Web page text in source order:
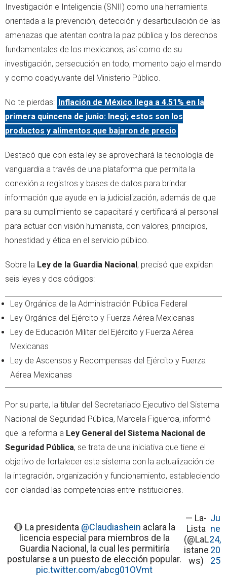
Investigación e Inteligencia (SNII) como una herramienta
orientada a la prevención, detección y desarticulación de las
amenazas que atentan contra la paz pública y los derechos
fundamentales de los mexicanos, así como de su
investigación, persecución en todo, momento bajo el mando
y como coadyuvante del Ministerio Público.
No te pierdas:
Inflación de México llega a 4.51% en la
primera quincena de junio: Inegi; estos son los
productos y alimentos que bajaron de precio
Destacó que con esta ley se aprovechará la tecnología de
vanguardia a través de una plataforma que permita la
conexión a registros y bases de datos para brindar
información que ayude en la judicialización, además de que
para su cumplimiento se capacitará y certificará al personal
para actuar con visión humanista, con valores, principios,
honestidad y ética en el servicio público.
Sobre la Ley de la Guardia Nacional , precisó que expidan
seis leyes y dos códigos:
Ley Orgánica de la Administración Pública Federal
Ley Orgánica del Ejército y Fuerza Aérea Mexicanas
Ley de Educación Militar del Ejército y Fuerza Aérea
Mexicanas
Ley de Ascensos y Recompensas del Ejército y Fuerza
Aérea Mexicanas
Por su parte, la titular del Secretariado Ejecutivo del Sistema
Nacional de Seguridad Pública, Marcela Figueroa, informó
que la reforma a Ley General del Sistema Nacional de
Seguridad Pública, se trata de una iniciativa que tiene el
objetivo de fortalecer este sistema con la actualización de
la integración, organización y funcionamiento, estableciendo
con claridad las competencias entre instituciones.
🔴 La presidenta @Claudiashein aclara la
licencia especial para miembros de la
Guardia Nacional, la cual les permitiría
postularse a un puesto de elección popular.
pic.twitter.com/abcg01OVmt
— La-
Lista
(@LaL
istane
ws)
Ju
ne
24,
20
25